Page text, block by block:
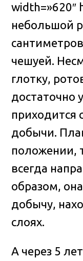
width=»620″
небольшой
чешуей.
глотку,
достаточно
приходится
добычи.
положении,
всегда
образом,
добычу,
слоях.
А через 5